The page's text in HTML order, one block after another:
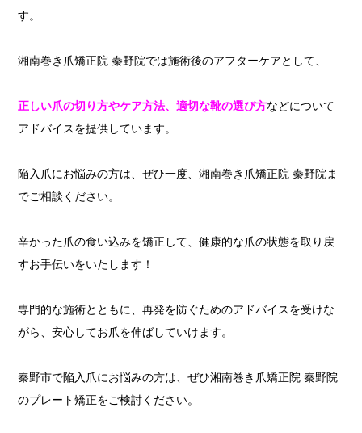
す。
湘南巻き爪矯正院 秦野院では施術後のアフターケアとして、
正しい爪の切り方やケア方法、 適切な靴の選び方などについて
アドバイスを提供しています。
陥入爪にお悩みの方は、ぜひ一度、湘南巻き爪矯正院 秦野院ま
でご相談ください。
辛かった爪の食い込みを矯正して、健康的な爪の状態を取り戻
すお手伝いをいたします！
専門的な施術とともに、再発を防ぐためのアドバイスを受けな
がら、安心してお爪を伸ばしていけます。
秦野市で陥入爪にお悩みの方は、ぜひ湘南巻き爪矯正院 秦野院
のプレート矯正をご検討ください。